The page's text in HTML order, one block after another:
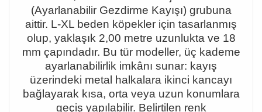
(Ayarlanabilir Gezdirme Kayışı) grubuna
aittir. L-XL beden köpekler için tasarlanmış
olup, yaklaşık 2,00 metre uzunlukta ve 18
mm çapındadır. Bu tür modeller, üç kademe
ayarlanabilirlik imkânı sunar: kayış
üzerindeki metal halkalara ikinci kancayı
bağlayarak kısa, orta veya uzun konumlara
geçiş yapılabilir. Belirtilen renk